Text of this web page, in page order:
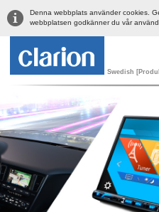
Denna webbplats använder cookies.
webbplatsen godkänner du vår
Swedish